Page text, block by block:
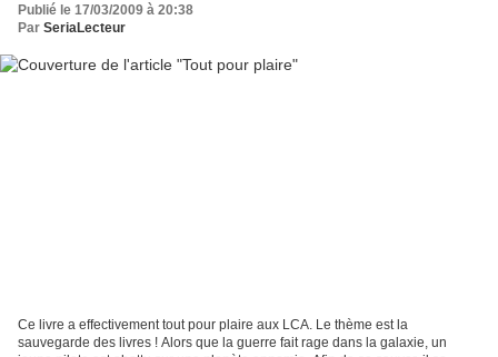
Publié le 17/03/2009 à 20:38
Par SeriaLecteur
Ce livre a effectivement tout pour plaire aux LCA. Le thème est la
sauvegarde des livres ! Alors que la guerre fait rage dans la galaxie, un